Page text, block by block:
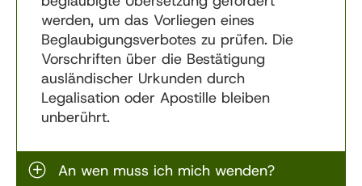
werden, um das Vorliegen eines
Beglaubigungsverbotes zu prüfen. Die
Vorschriften über die Bestätigung
ausländischer Urkunden durch
Legalisation oder Apostille bleiben
unberührt.
An wen muss ich mich wenden?